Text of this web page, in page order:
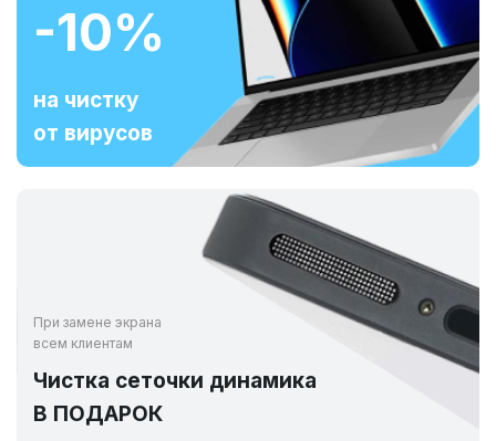
-10%
на чистку
от вирусов
При замене экрана
всем клиентам
Чистка сеточки динамика
В ПОДАРОК